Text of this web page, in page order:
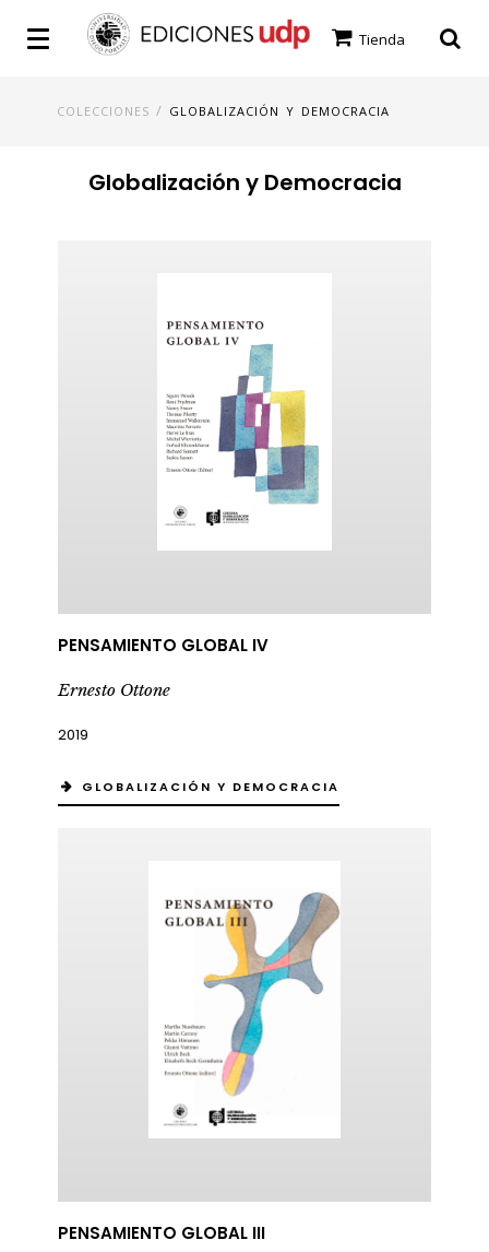
Tienda
COLECCIONES / GLOBALIZACIÓN Y DEMOCRACIA
Globalización y Democracia
PENSAMIENTO GLOBAL IV
Ernesto Ottone
2019
GLOBALIZACIÓN Y DEMOCRACIA
PENSAMIENTO GLOBAL III